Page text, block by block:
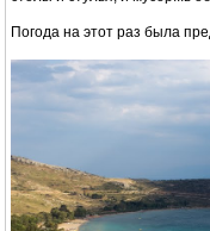
Погода на этот раз была